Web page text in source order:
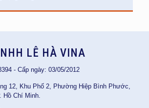
LÊ HÀ VINA
- Cấp ngày: 03/05/2012
12, Khu Phố 2, Phường Hiệp Bình Phước,
Hồ Chí Minh.